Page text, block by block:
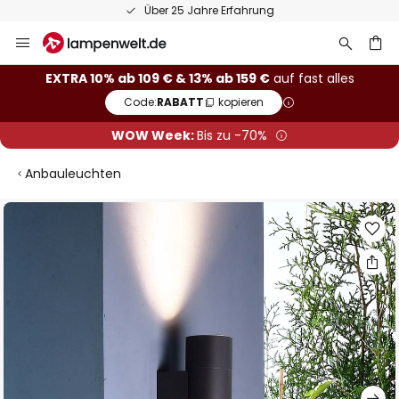
Über 25 Jahre Erfahrung
Inhalt
springen
EXTRA 10% ab 109 € & 13% ab 159 €auf fast alles
Code:RABATT kopieren
WOW Week:Bis zu -70%
Anbauleuchten
Zum